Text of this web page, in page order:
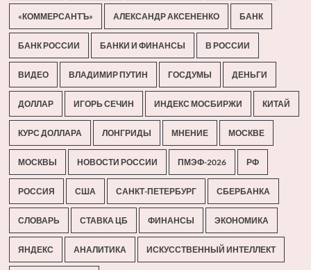
«КОММЕРСАНТЪ» АЛЕКСАНДР АКСЕНЕНКО БАНК
БАНК РОССИИ БАНКИ И ФИНАНСЫ В РОССИИ
ВИДЕО ВЛАДИМИР ПУТИН ГОСДУМЫ ДЕНЬГИ
ДОЛЛАР ИГОРЬ СЕЧИН ИНДЕКС МОСБИРЖИ КИТАЙ
КУРС ДОЛЛАРА ЛОНГРИДЫ МНЕНИЕ МОСКВЕ
МОСКВЫ НОВОСТИ РОССИИ ПМЭФ-2026 РФ
РОССИЯ США САНКТ-ПЕТЕРБУРГ СБЕРБАНКА
СЛОВАРЬ СТАВКА ЦБ ФИНАНСЫ ЭКОНОМИКА
ЯНДЕКС АНАЛИТИКА ИСКУССТВЕННЫЙ ИНТЕЛЛЕКТ